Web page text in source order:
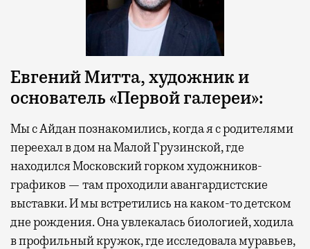
Евгений Митта, художник и
основатель «Первой галереи»:
Мы с Айдан познакомились, когда я с родителями
переехал в дом на Малой Грузинской, где
находился Московский горком художников-
графиков — там проходили авангардистские
выставки. И мы встретились на каком-то детском
дне рождения. Она увлекалась биологией, ходила
в профильный кружок, где исследовала муравьев,